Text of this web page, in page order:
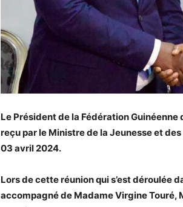
Le Président de la Fédération
reçu par le Ministre de la Jeunesse et
03 avril 2024.
Lors de cette réunion qui s’est déroulée
accompagné de Madame Virgine Touré,